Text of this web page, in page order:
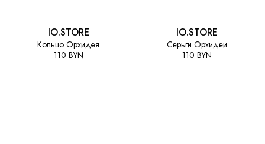
IO.STORE
Кольцо Орхидея
110 BYN
IO.STORE
Серьги Орхидеи
110 BYN